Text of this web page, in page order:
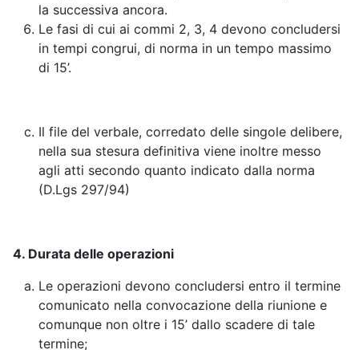
la successiva ancora.
Le fasi di cui ai commi 2, 3, 4 devono concludersi
in tempi congrui, di norma in un tempo massimo
di 15’.
Il file del verbale, corredato delle singole delibere,
nella sua stesura definitiva viene inoltre messo
agli atti secondo quanto indicato dalla norma
(D.Lgs 297/94)
4. Durata delle operazioni
Le operazioni devono concludersi entro il termine
comunicato nella convocazione della riunione e
comunque non oltre i 15’ dallo scadere di tale
termine;